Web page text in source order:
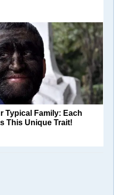
Typical Family: Each
This Unique Trait!